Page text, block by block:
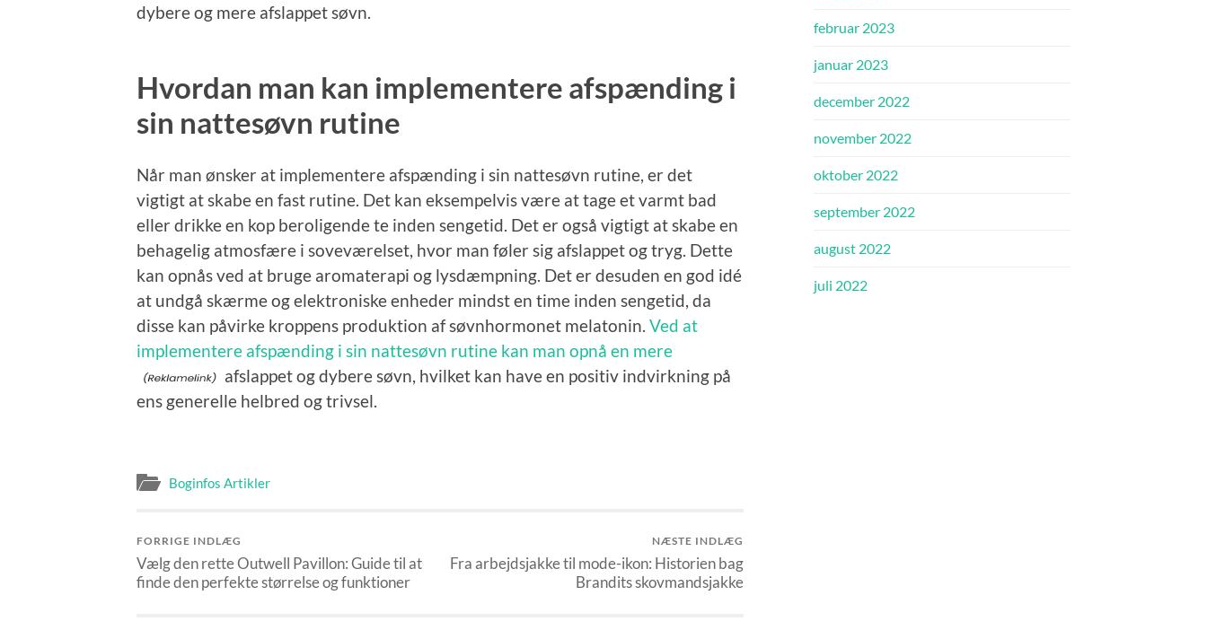
dybere og mere afslappet søvn.
Hvordan man kan implementere afspænding i
sin nattesøvn rutine
Når man ønsker at implementere afspænding i sin nattesøvn rutine, er det
vigtigt at skabe en fast rutine. Det kan eksempelvis være at tage et varmt bad
eller drikke en kop beroligende te inden sengetid. Det er også vigtigt at skabe en
behagelig atmosfære i soveværelset, hvor man føler sig afslappet og tryg. Dette
kan opnås ved at bruge aromaterapi og lysdæmpning. Det er desuden en god idé
at undgå skærme og elektroniske enheder mindst en time inden sengetid, da
disse kan påvirke kroppens produktion af søvnhormonet melatonin. Ved at
implementere afspænding i sin nattesøvn rutine kan man opnå en mere
afslappet og dybere søvn, hvilket kan have en positiv indvirkning på
ens generelle helbred og trivsel.
Boginfos Artikler
FORRIGE INDLÆG
Vælg den rette Outwell Pavillon: Guide til at
finde den perfekte størrelse og funktioner
NÆSTE INDLÆG
Fra arbejdsjakke til mode-ikon: Historien bag
Brandits skovmandsjakke
februar 2023
januar 2023
december 2022
november 2022
oktober 2022
september 2022
august 2022
juli 2022